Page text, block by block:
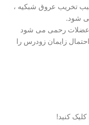
تخریب عروق شبکیه ،
شود.
رحمی می شود
زایمان زودرس را
کلیک کنید!